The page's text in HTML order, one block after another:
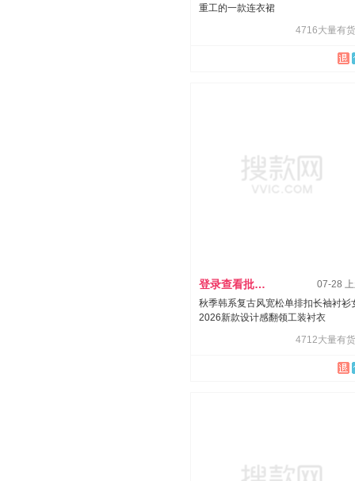
重工的一款连衣裙
4716大量有
登录查看批发价
07-28
秋季韩系复古风宽松单排扣长袖衬衫
2026新款设计感翻领工装衬衣
4712大量有